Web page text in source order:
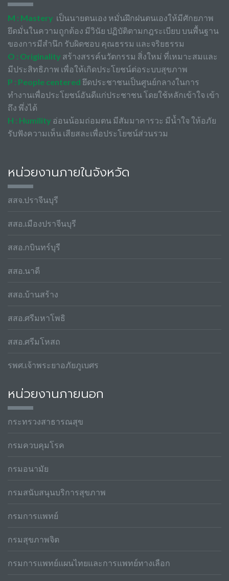
M : Mastery เป็นนายตนเอง หมั่นฝึกฝนตนเองให้มีศักยภาพ
ยึดมั่นในความถูกต้อง มีวินัย ปฏิบัติตามกฎระเบียบ บนพื้นฐาน
ของการมีสำนึก รับผิดชอบ คุณธรรม และจริยธรรม
O : Originality สร้างสรรค์นวัตกรรม สิ่งใหม่ ที่เหมาะสมและ
มีประสิทธิภาพ เพื่อให้เกิดประโยชน์ต่อระบบสุขภาพ
P : People centered ยึดประชาชนเป็นศูนย์กลางในการ
ทำงานเพื่อประโยชน์อันดีแก่ประชาชน โดยใช้หลักเข้าใจ เข้า
ถึง พึ่งได้
H : Humility อ่อนน้อมถ่อมตน มีสัมมาคารวะ มีน้ำใจ ให้อภัย
รับฟังความเห็น เสียสละเพื่อประโยชน์ส่วนรวม
หน่วยงานภายในจังหวัด
สสจ.ปราจีนบุรี
สสอ.เมืองปราจีนบุรี
สสอ.กบินทร์บุรี
สสอ.นาดี
สสอ.บ้านสร้าง
สสอ.ศรีมหาโพธิ
สสอ.ศรีมโหสถ
รพศ.เจ้าพระยาอภัยภูเบศร
หน่วยงานภายนอก
กระทรวงสาธารณสุข
กรมควบคุมโรค
กรมอนามัย
กรมสนับสนุนบริการสุขภาพ
กรมการแพทย์
กรมสุขภาพจิต
กรมการแพทย์แผนไทยและการแพทย์ทางเลือก